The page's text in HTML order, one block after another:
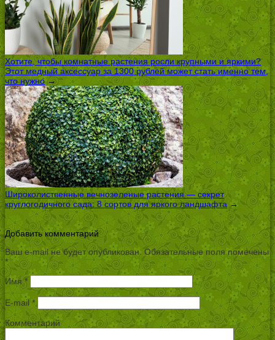
Хотите, чтобы комнатные растения росли крупными и яркими?
Этот медный аксессуар за 1300 рублей может стать именно тем,
что нужно→
Широколиственные вечнозеленые растения — секрет
круглогодичного сада: 8 сортов для яркого ландшафта →
Добавить комментарий
Ваш e-mail не будет опубликован. Обязательные поля помечены
*
Имя*
E-mail *
Комментарий